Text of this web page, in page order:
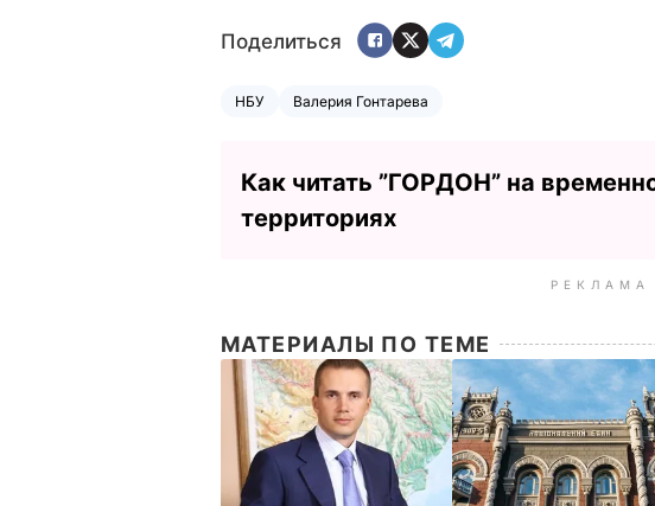
Поделиться
НБУ Валерия Гонтарева
Как читать ”ГОРДОН” на
территориях
РЕКЛАМА
МАТЕРИАЛЫ ПО ТЕМЕ